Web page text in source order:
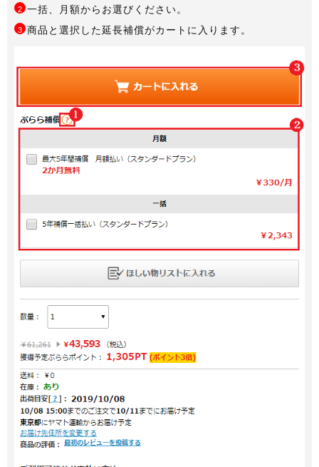
2 一括、月額からお選びください。
3 商品と選択した延長補償がカートに入ります。